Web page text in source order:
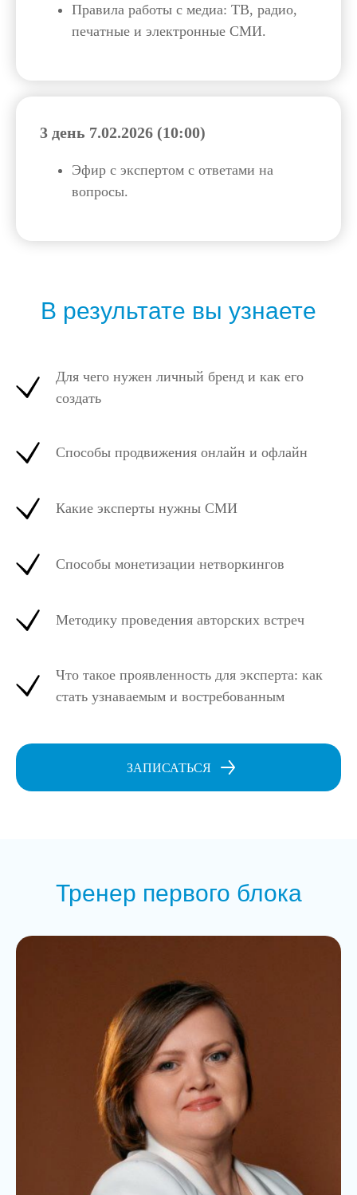
Правила работы с медиа: ТВ, радио,
печатные и электронные СМИ.
3 день 7.02.2026 (10:00)
Эфир с экспертом с ответами на
вопросы.
В результате вы узнаете
Для чего нужен личный бренд и как его
создать
Способы продвижения онлайн и офлайн
Какие эксперты нужны СМИ
Способы монетизации нетворкингов
Методику проведения авторских встреч
Что такое проявленность для эксперта: как
стать узнаваемым и востребованным
ЗАПИСАТЬСЯ
Тренер первого блока